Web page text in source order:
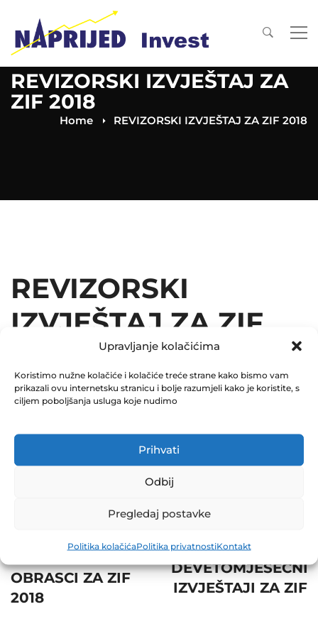
Upravljanje kolačićima
Koristimo nužne kolačiće i kolačiće treće strane kako bismo vam
prikazali ovu internetsku stranicu i bolje razumjeli kako je koristite, s
ciljem poboljšanja usluga koje nudimo
Prihvati
Odbij
Pregledaj postavke
Politika kolačićaPolitika privatnostiKontakt
REVIZORSKI IZVJEŠTAJ ZA
ZIF 2018
Home REVIZORSKI IZVJEŠTAJ ZA ZIF 2018
REVIZORSKI
IZVJEŠTAJ ZA ZIF
December 31, 2018
0 Comments
Share
navigation
OBRASCI ZA ZIF
2018
DEVETOMJESEČNI
IZVJEŠTAJI ZA ZIF